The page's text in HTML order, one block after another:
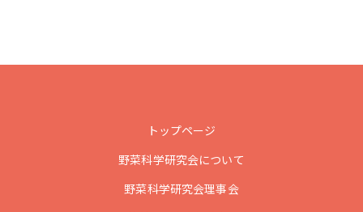
トップページ
野菜科学研究会について
野菜科学研究会理事会